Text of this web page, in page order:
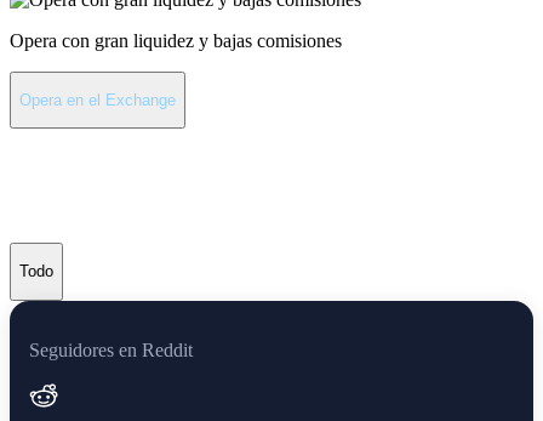
Opera con gran liquidez y bajas comisiones
Opera en el Exchange
Todo
Seguidores en Reddit